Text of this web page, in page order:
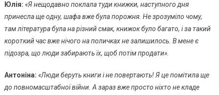
Юлія: «Я нещодавно поклала туди книжки, наступного дня
принесла ще одну, шафа вже була порожня. Не зрозуміло чому,
там література була на різний смак, книжок було багато, і за такий
короткий час вже нічого на поличках не залишилось. В мене є
підозра, що люди забирають їх, щоб потім продати».
Антоніна: «Люди беруть книги і не повертають! Я це помітила ще
до повномасштабної війни. А зараз вже просто ніхто не кладе